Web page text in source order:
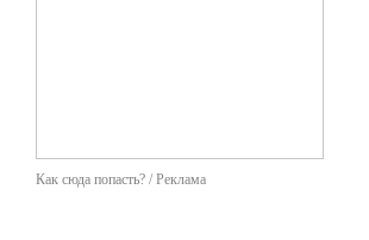
Как сюда попасть? / Реклама